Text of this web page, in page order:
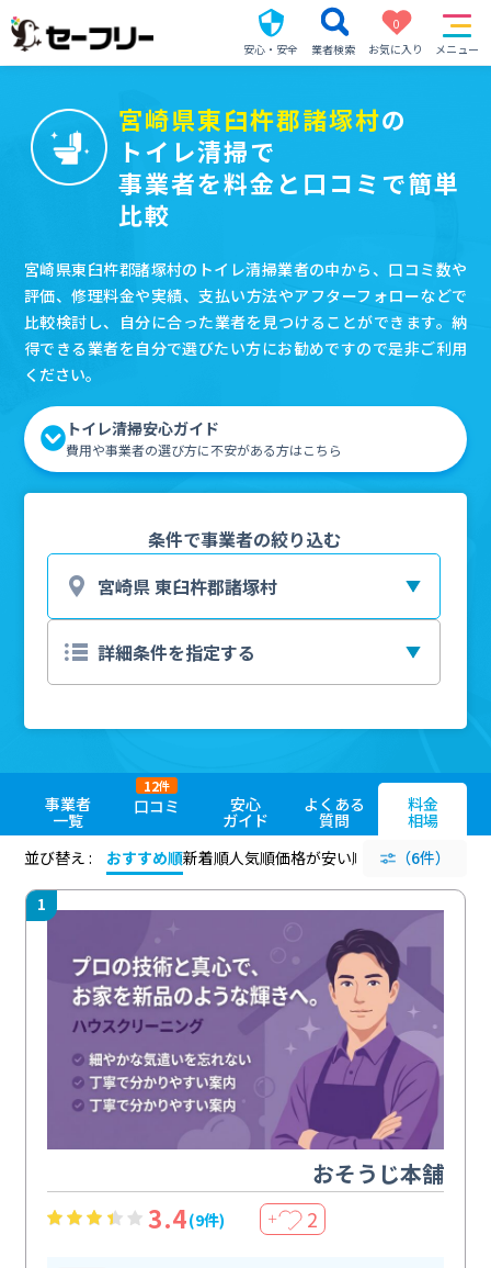
安心・安全 業者検索
0
お気に入り
メニュー
宮崎県東臼杵郡諸塚村の
トイレ清掃で
事業者を料金と口コミで簡単
比較
宮崎県東臼杵郡諸塚村のトイレ清掃業者の中から、口コミ数や
評価、修理料金や実績、支払い方法やアフターフォローなどで
比較検討し、自分に合った業者を見つけることができます。納
得できる業者を自分で選びたい方にお勧めですので是非ご利用
ください。
トイレ清掃安心ガイド
費用や事業者の選び方に不安がある方はこちら
条件で事業者の絞り込む
事業者
一覧
口コミ
12件
安心
ガイド
よくある
質問
料金
相場
並び替え :
おすすめ順新着順人気順価格が安い順 評価が高い順
（6件）
1
おそうじ本舗
3.4(9件) ＋ 2